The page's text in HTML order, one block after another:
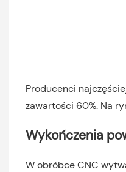
Producenci
zawartości 60%. Na
Wykończenia
W obróbce CNC